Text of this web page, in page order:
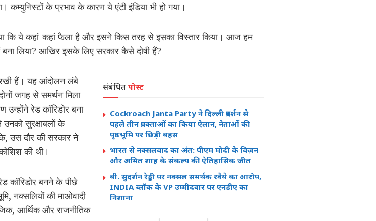
के प्रभाव के कारण ये एंटी इंडिया भी हो गया।
कि ये कहां-कहां फैला है और इसने किस तरह से इसका विस्तार किया। आज हम
लिया? आखिर इसके लिए सरकार कैसे दोषी हैं?
संबंधितपोस्ट
Cockroach Janta Party ने दिल्ली प्रदर्शन से
पहले तीन प्रवक्ताओं का किया ऐलान, नेताओं की
पृष्ठभूमि पर छिड़ी बहस
भारत से नक्सलवाद का अंत: पीएम मोदी के विज़न
और अमित शाह के संकल्प की ऐतिहासिक जीत
बी. सुदर्शन रेड्डी पर नक्सल समर्थक रवैये का आरोप,
INDIA ब्लॉक के VP उम्मीदवार पर एनडीए का
निशाना
हैं। यह आंदोलन लंबे
जगह से समर्थन मिला
रेड कॉरिडोर बना
उनको सुरक्षाबलों के
उस दौर की सरकार ने
की थी।
कॉरिडोर बनने के पीछे
नक्सलियों की माओवादी
आर्थिक और राजनीतिक